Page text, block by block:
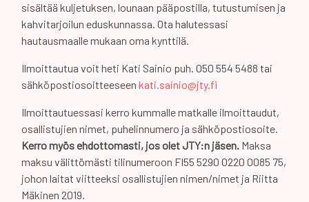
sisältää kuljetuksen, lounaan pääpostilla, tutustumisen ja
kahvitarjoilun eduskunnassa. Ota halutessasi
hautausmaalle mukaan oma kynttilä.
Ilmoittautua voit heti Kati Sainio puh. 050 554 5488 tai
sähköpostiosoitteeseen kati.sainio@jty.fi
Ilmoittautuessasi kerro kummalle matkalle ilmoittaudut,
osallistujien nimet, puhelinnumero ja sähköpostiosoite.
Kerro myös ehdottomasti, jos olet JTY:n jäsen. Maksa
maksu välittömästi tilinumeroon FI55 5290 0220 0085 75,
johon laitat viitteeksi osallistujien nimen/nimet ja Riitta
Mäkinen 2019.